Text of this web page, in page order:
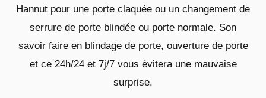
Hannut pour une porte claquée ou un changement de
serrure de porte blindée ou porte normale. Son
savoir faire en blindage de porte, ouverture de porte
et ce 24h/24 et 7j/7 vous évitera une mauvaise
surprise.